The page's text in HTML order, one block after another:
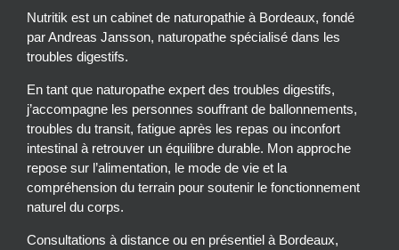
Nutritik est un cabinet de naturopathie à Bordeaux, fondé
par Andreas Jansson, naturopathe spécialisé dans les
troubles digestifs.
En tant que naturopathe expert des troubles digestifs,
j’accompagne les personnes souffrant de ballonnements,
troubles du transit, fatigue après les repas ou inconfort
intestinal à retrouver un équilibre durable. Mon approche
repose sur l’alimentation, le mode de vie et la
compréhension du terrain pour soutenir le fonctionnement
naturel du corps.
Consultations à distance ou en présentiel à Bordeaux,